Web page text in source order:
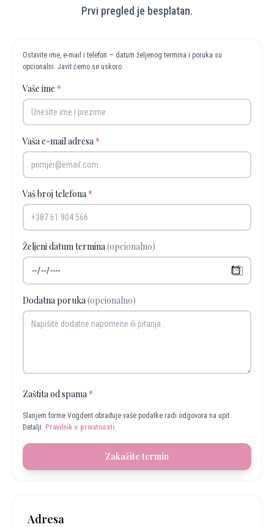
Prvi pregled je besplatan.
Ostavite ime, e-mail i telefon — datum željenog termina i poruka su
opcionalni. Javit ćemo se uskoro.
Vaše ime *
Vaša e-mail adresa *
Vaš broj telefona *
Željeni datum termina(opcionalno)
Dodatna poruka(opcionalno)
Zaštita od spama *
Slanjem forme Vogdent obrađuje vaše podatke radi odgovora na upit.
Detalji: Pravilnik o privatnosti.
Zakažite termin
Adresa